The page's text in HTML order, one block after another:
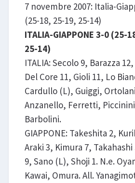
7 novembre 2007: Italia-
(25-18, 25-19, 25-14)
ITALIA-GIAPPONE 3-0 (25-
25-14)
ITALIA: Secolo 9, Barazza
Del Core 11, Gioli 11, Lo
Cardullo (L), Guiggi,
Anzanello, Ferretti,
Barbolini.
GIAPPONE: Takeshita 2,
Araki 3, Kimura 7, Takahashi
9, Sano (L), Shoji 1. N.e.
Kawai, Omura. All.